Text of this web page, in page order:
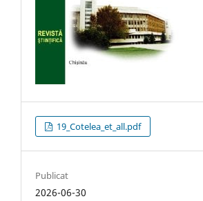
19_Cotelea_et_all.pdf
Publicat
2026-06-30